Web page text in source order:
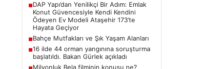
■DAP Yapı’dan Yenilikçi Bir Adım: Emlak
Konut Güvencesiyle Kendi Kendini
Ödeyen Ev Modeli Ataşehir 173’te
Hayata Geçiyor
■Bahçe Mutfakları ve Şık Yaşam Alanları
■16 ilde 44 orman yangınına soruşturma
başlatıldı. Bakan Gürlek açıkladı
Milyonluk Bela filminin konusu ne?